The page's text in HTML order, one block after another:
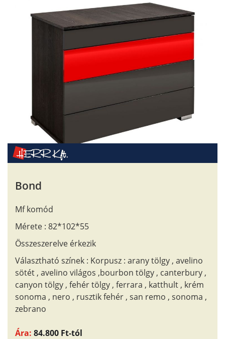
Bond
Mf komód
Mérete : 82*102*55
Összeszerelve érkezik
Választható színek : Korpusz : arany tölgy , avelino
sötét , avelino világos ,bourbon tölgy , canterbury ,
canyon tölgy , fehér tölgy , ferrara , katthult , krém
sonoma , nero , rusztik fehér , san remo , sonoma ,
zebrano
Ára: 84.800 Ft-tól